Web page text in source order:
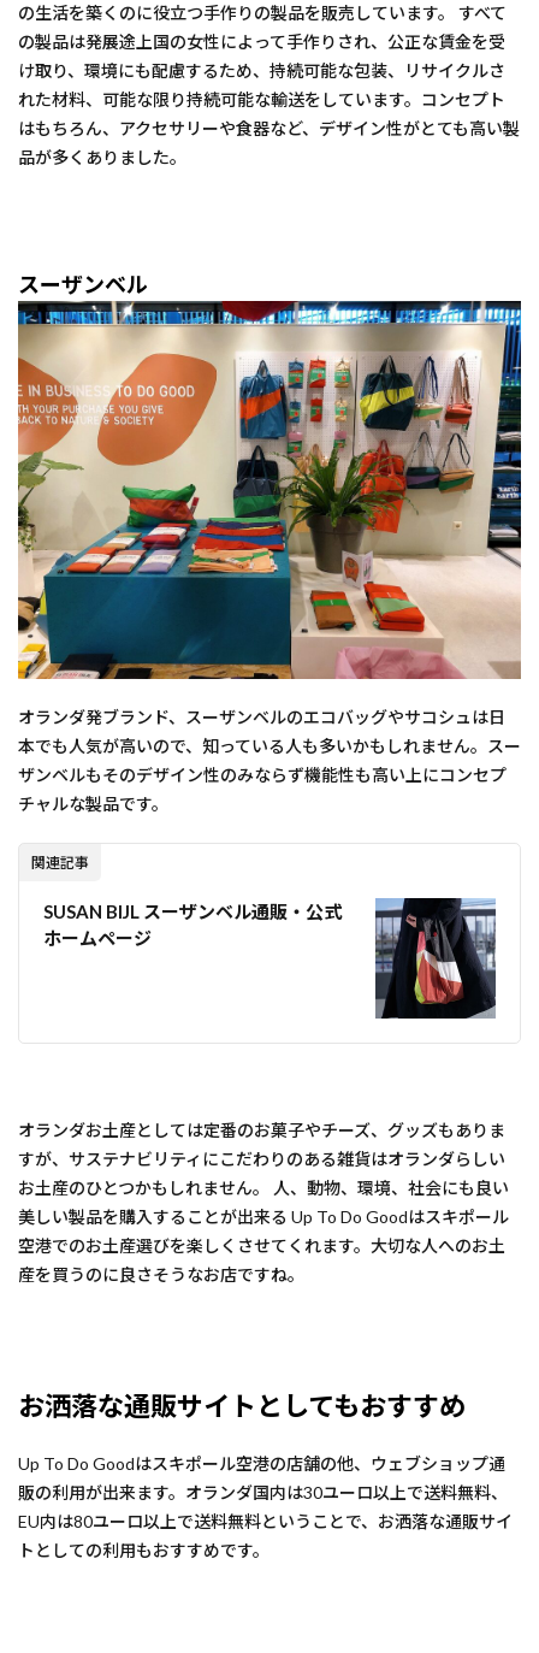
の生活を築くのに役立つ手作りの製品を販売しています。 すべて
の製品は発展途上国の女性によって手作りされ、公正な賃金を受
け取り、環境にも配慮するため、持続可能な包装、リサイクルさ
れた材料、可能な限り持続可能な輸送をしています。コンセプト
はもちろん、アクセサリーや食器など、デザイン性がとても高い製
品が多くありました。
スーザンベル
オランダ発ブランド、スーザンベルのエコバッグやサコシュは日
本でも人気が高いので、知っている人も多いかもしれません。スー
ザンベルもそのデザイン性のみならず機能性も高い上にコンセプ
チャルな製品です。
関連記事
SUSAN BIJL スーザンベル通販・公式
ホームページ
オランダお土産としては定番のお菓子やチーズ、グッズもありま
すが、サステナビリティにこだわりのある雑貨はオランダらしい
お土産のひとつかもしれません。 人、動物、環境、社会にも良い
美しい製品を購入することが出来る Up To Do Goodはスキポール
空港でのお土産選びを楽しくさせてくれます。大切な人へのお土
産を買うのに良さそうなお店ですね。
お洒落な通販サイトとしてもおすすめ
Up To Do Goodはスキポール空港の店舗の他、ウェブショップ通
販の利用が出来ます。オランダ国内は30ユーロ以上で送料無料、
EU内は80ユーロ以上で送料無料ということで、お洒落な通販サイ
トとしての利用もおすすめです。